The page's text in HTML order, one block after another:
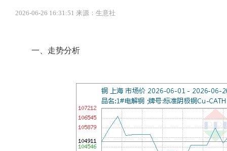
2026-06-26 16:31:51 来源：生意社
一、走势分析